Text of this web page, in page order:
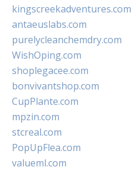
kingscreekadventures.com
antaeuslabs.com
purelycleanchemdry.com
WishOping.com
shoplegacee.com
bonvivantshop.com
CupPlante.com
mpzin.com
stcreal.com
PopUpFlea.com
valueml.com